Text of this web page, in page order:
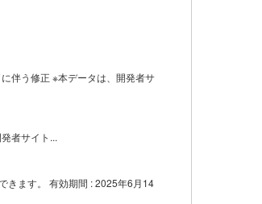
伴う修正 ※本データは、開発者サ
者サイト...
きます。 有効期間 : 2025年6月14